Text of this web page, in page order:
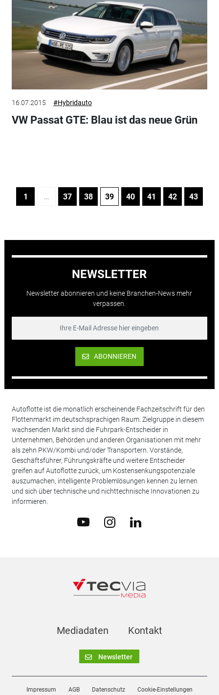
16.07.2015 #Hybridauto
VW Passat GTE: Blau ist das neue Grün
1 … 37 38 39 40 41 42 43
NEWSLETTER
Newsletter abonnieren und keine Branchen-News mehr
verpassen.
ABONNIEREN
Autoflotte ist die monatlich erscheinende Fachzeitschrift für den
Flottenmarkt im deutschsprachigen Raum. Zielgruppe in diesem
wachsenden Markt sind die Fuhrpark-Entscheider in
Unternehmen, Behörden und anderen Organisationen mit mehr
als zehn PKW/Kombi und/oder Transportern. Vorstände,
Geschäftsführer, Führungskräfte und weitere Entscheider
greifen auf Autoflotte zurück, um Kostensenkungspotenziale
auszumachen, intelligente Problemlösungen kennen zu lernen
und sich über technische und nichttechnische Innovationen zu
informieren.
Mediadaten Kontakt
Newsletter
Impressum AGB Datenschutz Cookie-Einstellungen